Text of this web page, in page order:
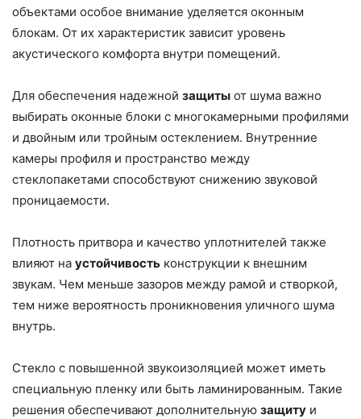
объектами особое внимание уделяется оконным
блокам. От их характеристик зависит уровень
акустического комфорта внутри помещений.
Для обеспечения надежной защиты от шума важно
выбирать оконные блоки с многокамерными профилями
и двойным или тройным остеклением. Внутренние
камеры профиля и пространство между
стеклопакетами способствуют снижению звуковой
проницаемости.
Плотность притвора и качество уплотнителей также
влияют на устойчивость конструкции к внешним
звукам. Чем меньше зазоров между рамой и створкой,
тем ниже вероятность проникновения уличного шума
внутрь.
Стекло с повышенной звукоизоляцией может иметь
специальную пленку или быть ламинированным. Такие
решения обеспечивают дополнительную защиту и